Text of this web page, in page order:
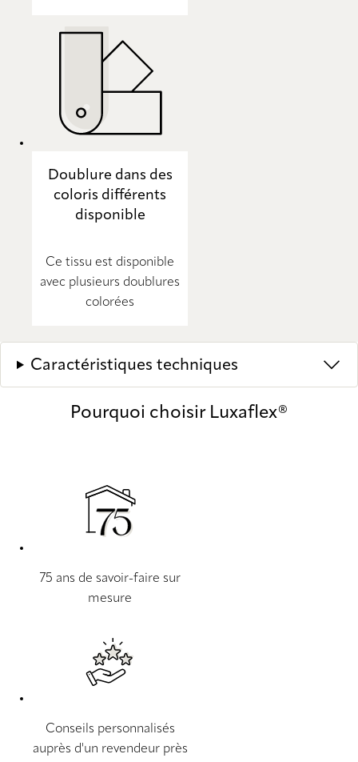
Doublure dans des
coloris différents
disponible
Ce tissu est disponible
avec plusieurs doublures
colorées
Caractéristiques techniques
Pourquoi choisir Luxaflex®
75 ans de savoir-faire sur
mesure
Conseils personnalisés
auprès d'un revendeur près